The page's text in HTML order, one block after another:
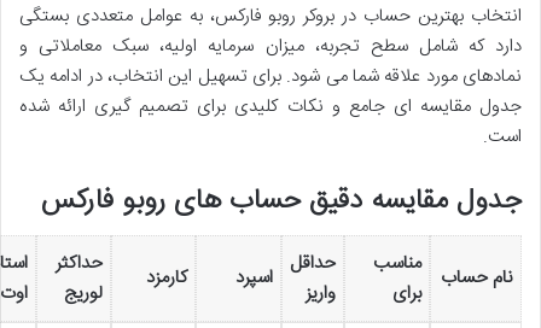
انتخاب بهترین حساب در بروکر روبو فارکس، به عوامل متعددی بستگی
دارد که شامل سطح تجربه، میزان سرمایه اولیه، سبک معاملاتی و
نمادهای مورد علاقه شما می شود. برای تسهیل این انتخاب، در ادامه یک
جدول مقایسه ای جامع و نکات کلیدی برای تصمیم گیری ارائه شده
است.
جدول مقایسه دقیق حساب های روبو فارکس
نام حساب
مناسب
برای
حداقل
واریز
اسپرد کارمزد
حداکثر
لوریج
اوت